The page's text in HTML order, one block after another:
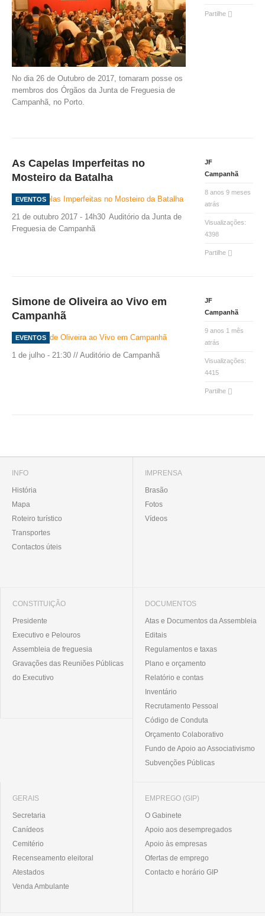
No dia 26 de Outubro de 2017, tomaram posse os
membros dos Órgãos da Junta de Freguesia de
Campanhã, no Porto.
Partilhe
As Capelas Imperfeitas no
Mosteiro da Batalha
EVENTOS
21 de outubro 2017 - 14h30 Auditório da Junta de
Freguesia de Campanhã
JF
Campanhã
8 anos 9 meses
atrás
Visualizações:
4398
Partilhe
Simone de Oliveira ao Vivo em
Campanhã
EVENTOS
1 de julho - 21:30 // Auditório de Campanhã
JF
Campanhã
9 anos 1 mês
atrás
Visualizações:
4415
Partilhe
INFO
História
Mapa
Roteiro turístico
Transportes
Contactos úteis
IMPRENSA
Brasão
Fotos
Vídeos
CONSTITUIÇÃO
Presidente
Executivo e Pelouros
Assembleia de freguesia
Gravações das Reuniões Públicas
do Executivo
DOCUMENTOS
Atas e Documentos da Assembleia
Editais
Regulamentos e taxas
Plano e orçamento
Relatório e contas
Inventário
Recrutamento Pessoal
Código de Conduta
Orçamento Colaborativo
Fundo de Apoio ao Associativismo
Subvenções Públicas
GERAIS
Secretaria
Canídeos
Cemitério
Recenseamento eleitoral
Atestados
Venda Ambulante
EMPREGO (GIP)
O Gabinete
Apoio aos desempregados
Apoio às empresas
Ofertas de emprego
Contacto e horário GIP